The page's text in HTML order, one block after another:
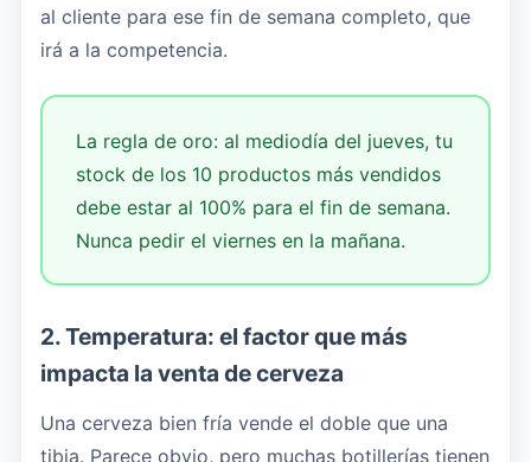
al cliente para ese fin de semana completo, que
irá a la competencia.
La regla de oro: al mediodía del jueves, tu
stock de los 10 productos más vendidos
debe estar al 100% para el fin de semana.
Nunca pedir el viernes en la mañana.
2. Temperatura: el factor que más
impacta la venta de cerveza
Una cerveza bien fría vende el doble que una
tibia. Parece obvio, pero muchas botillerías tienen